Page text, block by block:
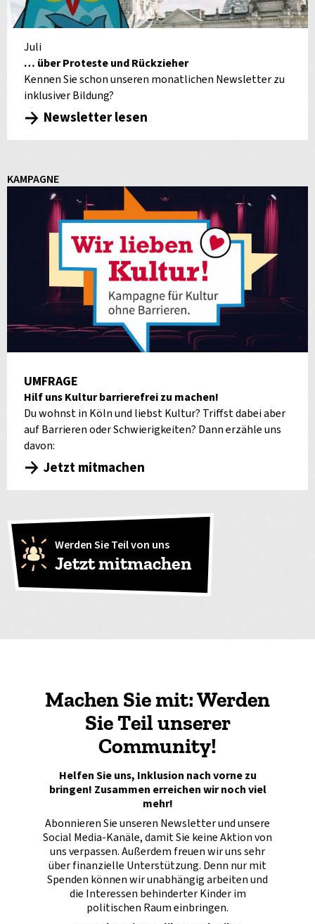
Juli
… über Proteste und Rückzieher
Kennen Sie schon unseren monatlichen Newsletter zu
inklusiver Bildung?
Newsletter lesen
KAMPAGNE
UMFRAGE
Hilf uns Kultur barrierefrei zu machen!
Du wohnst in Köln und liebst Kultur? Triffst dabei aber
auf Barrieren oder Schwierigkeiten? Dann erzähle uns
davon:
Jetzt mitmachen
Werden Sie Teil von uns
Jetzt mitmachen
Machen Sie mit: Werden
Sie Teil unserer
Community!
Helfen Sie uns, Inklusion nach vorne zu
bringen! Zusammen erreichen wir noch viel
mehr!
Abonnieren Sie unseren Newsletter und unsere
Social Media-Kanäle, damit Sie keine Aktion von
uns verpassen. Außerdem freuen wir uns sehr
über finanzielle Unterstützung. Denn nur mit
Spenden können wir unabhängig arbeiten und
die Interessen behinderter Kinder im
politischen Raum einbringen.